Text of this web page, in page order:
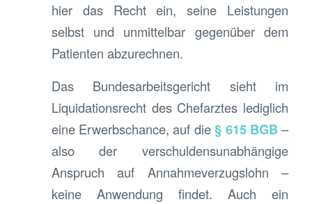
hier das Recht ein, seine Leistungen
selbst und unmittelbar gegenüber dem
Patienten abzurechnen.
Das Bundesarbeitsgericht sieht im
Liquidationsrecht des Chefarztes lediglich
eine Erwerbschance, auf die§ 615 BGB–
also der verschuldensunabhängige
Anspruch auf Annahmeverzugslohn –
keine Anwendung findet. Auch ein